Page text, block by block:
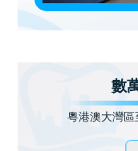
數
粵港澳大灣